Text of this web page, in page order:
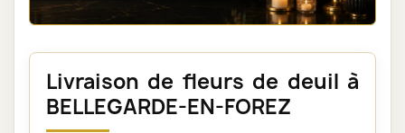
Livraison de fleurs de deuil à
BELLEGARDE-EN-FOREZ